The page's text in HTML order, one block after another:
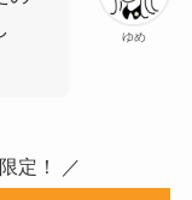
ゆめ
定！ ／